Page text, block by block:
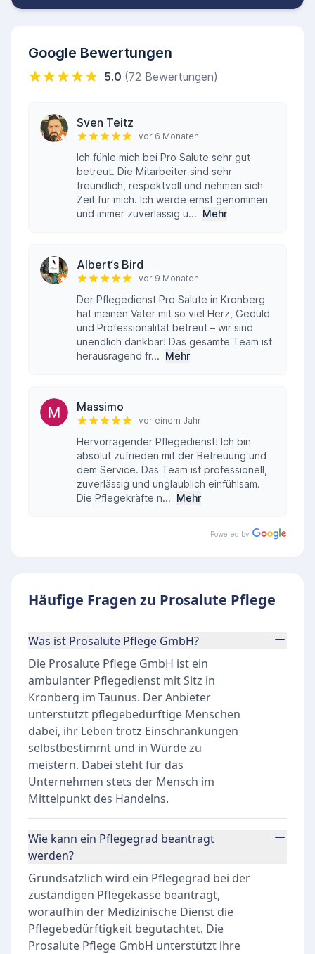
Verfügung.
Google Bewertungen
5.0 (72 Bewertungen)
Sven Teitz
vor 6 Monaten
Ich fühle mich bei Pro Salute sehr gut
betreut. Die Mitarbeiter sind sehr
freundlich, respektvoll und nehmen sich
Zeit für mich. Ich werde ernst genommen
und immer zuverlässig u... Mehr
Albert‘s Bird
vor 9 Monaten
Der Pflegedienst Pro Salute in Kronberg
hat meinen Vater mit so viel Herz, Geduld
und Professionalität betreut – wir sind
unendlich dankbar! Das gesamte Team ist
herausragend fr... Mehr
Massimo
vor einem Jahr
Hervorragender Pflegedienst! Ich bin
absolut zufrieden mit der Betreuung und
dem Service. Das Team ist professionell,
zuverlässig und unglaublich einfühlsam.
Die Pflegekräfte n... Mehr
Powered by
Häufige Fragen zu Prosalute Pflege
Was ist Prosalute Pflege GmbH?
Die Prosalute Pflege GmbH ist ein
ambulanter Pflegedienst mit Sitz in
Kronberg im Taunus. Der Anbieter
unterstützt pflegebedürftige Menschen
dabei, ihr Leben trotz Einschränkungen
selbstbestimmt und in Würde zu
meistern. Dabei steht für das
Unternehmen stets der Mensch im
Mittelpunkt des Handelns.
Wie kann ein Pflegegrad beantragt
werden?
Grundsätzlich wird ein Pflegegrad bei der
zuständigen Pflegekasse beantragt,
woraufhin der Medizinische Dienst die
Pflegebedürftigkeit begutachtet. Die
Prosalute Pflege GmbH unterstützt ihre